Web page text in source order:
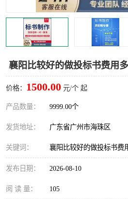
襄阳比较好的做投标书费用
价格： 1500.00 元/个 起
产品数量： 9999.00个
发货地址： 广东省广州市海珠区
关键词： 襄阳比较好的做投标书费
发布日期： 2026-08-10
阅 读 量： 105